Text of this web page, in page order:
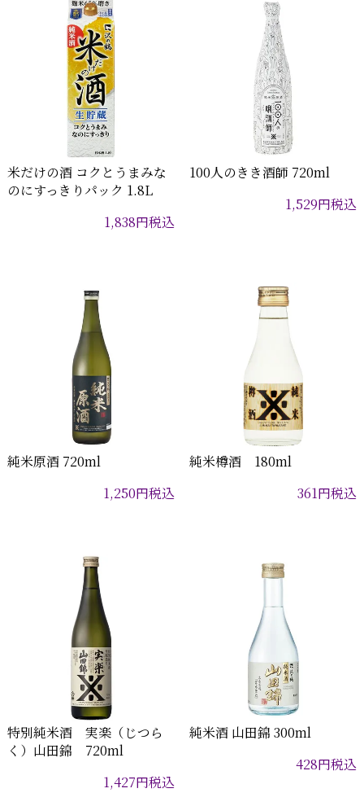
米だけの酒 コクとうまみな
のにすっきりパック 1.8L
1,838円税込
100人のきき酒師 720ml
1,529円税込
純米原酒 720ml
1,250円税込
純米樽酒 180ml
361円税込
特別純米酒 実楽（じつら
く）山田錦 720ml
1,427円税込
純米酒 山田錦 300ml
428円税込